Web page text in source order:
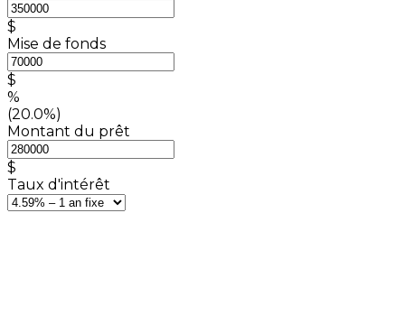
$
Mise de fonds
$
%
(20.0%)
Montant du prêt
$
Taux d'intérêt